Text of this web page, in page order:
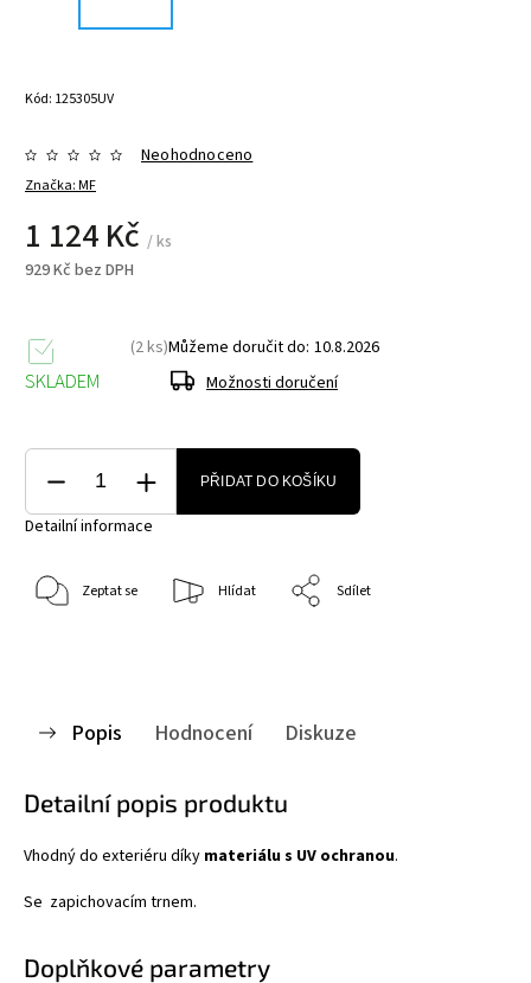
Kód: 125305UV
Značka:MF
Neohodnoceno
1 124 Kč / ks
929 Kč bez DPH
SKLADEM
(2 ks)Můžeme doručit do: 10.8.2026
Možnosti doručení
PŘIDAT DO KOŠÍKU
Detailní informace
Zeptat se Hlídat Sdílet
Popis Hodnocení Diskuze
Detailní popis produktu
Vhodný do exteriéru díky materiálu s UV ochranou.
Se zapichovacím trnem.
Doplňkové parametry